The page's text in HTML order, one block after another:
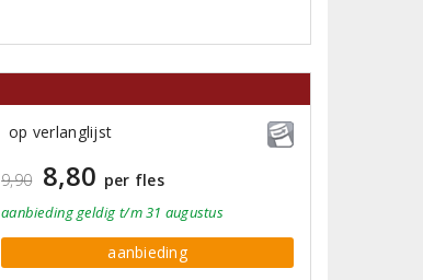
op verlanglijst
9,90 8,80 per fles
aanbiedinggeldig t/m 31 augustus
aanbieding